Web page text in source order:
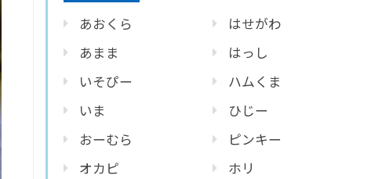
あおくら
あまま
いそぴー
いま
おーむら
オカピ
はせがわ
はっし
ハムくま
ひじー
ピンキー
ホリ